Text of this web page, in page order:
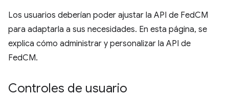
Los usuarios deberían poder ajustar la API de FedCM
para adaptarla a sus necesidades. En esta página, se
explica cómo administrar y personalizar la API de
FedCM.
Controles de usuario